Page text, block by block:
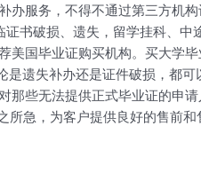
办服务，不得不通过第三方机
书破损、遗失，留学挂科、中
美国毕业证购买机构。买大学
遗失补办还是证件破损，都可
那些无法提供正式毕业证的申
急，为客户提供良好的售前